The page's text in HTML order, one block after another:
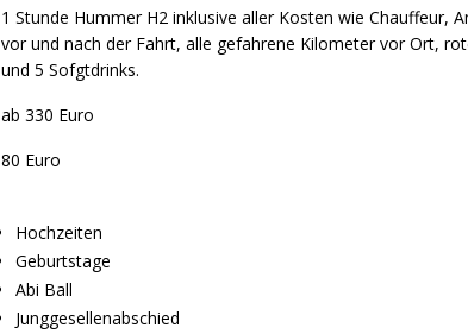
1 Stunde Hummer H2 inklusive aller Kosten wie Chauffeur,
vor und nach der Fahrt, alle gefahrene Kilometer vor Ort,
und 5 Sofgtdrinks.
ab 330 Euro
80 Euro
Hochzeiten
Geburtstage
Abi Ball
Junggesellenabschied